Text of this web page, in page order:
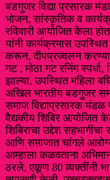
बडगुजर विद्या प्रसारक
भोजन, सांस्कृतिक व
रविवारी आयोजित केला
यांनी कार्यक्रमास
करून, दीपप्रज्वलन
गट , मोठा गट रनिंग स्पर्धा,
झाल्या. उपस्थित महिला
अखिल भारतीय बडगुजर
समाज विद्याप्रसारक
वैद्यकीय शिबिर आयोजित
शिबिराचा उद्देश
आणि समाजात चांगले
आम्हाला कळवताना
ठरले, एकूण 80 व्यक्तींनी